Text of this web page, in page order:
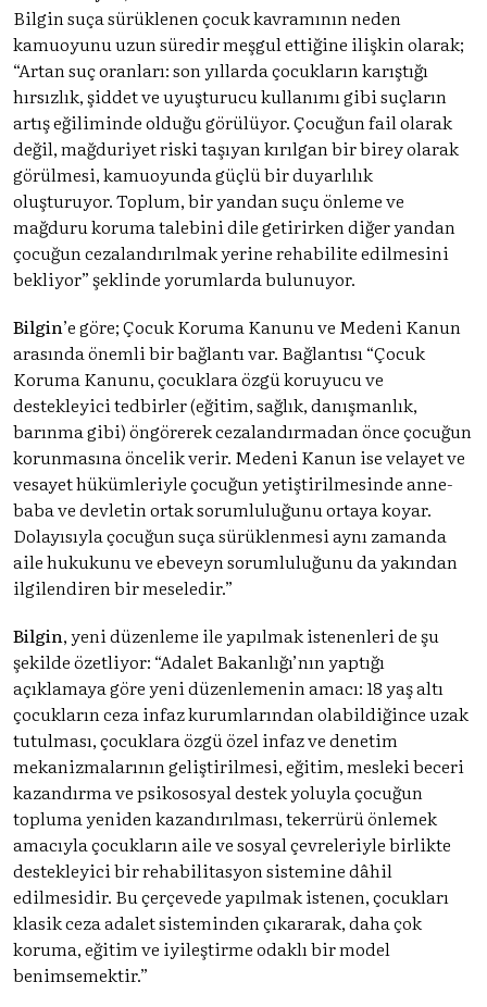
Bilgin suça sürüklenen çocuk kavramının neden
kamuoyunu uzun süredir meşgul ettiğine ilişkin olarak;
“Artan suç oranları: son yıllarda çocukların karıştığı
hırsızlık, şiddet ve uyuşturucu kullanımı gibi suçların
artış eğiliminde olduğu görülüyor. Çocuğun fail olarak
değil, mağduriyet riski taşıyan kırılgan bir birey olarak
görülmesi, kamuoyunda güçlü bir duyarlılık
oluşturuyor. Toplum, bir yandan suçu önleme ve
mağduru koruma talebini dile getirirken diğer yandan
çocuğun cezalandırılmak yerine rehabilite edilmesini
bekliyor” şeklinde yorumlarda bulunuyor.
Bilgin’e göre; Çocuk Koruma Kanunu ve Medeni Kanun
arasında önemli bir bağlantı var. Bağlantısı “Çocuk
Koruma Kanunu, çocuklara özgü koruyucu ve
destekleyici tedbirler (eğitim, sağlık, danışmanlık,
barınma gibi) öngörerek cezalandırmadan önce çocuğun
korunmasına öncelik verir. Medeni Kanun ise velayet ve
vesayet hükümleriyle çocuğun yetiştirilmesinde anne-
baba ve devletin ortak sorumluluğunu ortaya koyar.
Dolayısıyla çocuğun suça sürüklenmesi aynı zamanda
aile hukukunu ve ebeveyn sorumluluğunu da yakından
ilgilendiren bir meseledir.”
Bilgin, yeni düzenleme ile yapılmak istenenleri de şu
şekilde özetliyor: “Adalet Bakanlığı’nın yaptığı
açıklamaya göre yeni düzenlemenin amacı: 18 yaş altı
çocukların ceza infaz kurumlarından olabildiğince uzak
tutulması, çocuklara özgü özel infaz ve denetim
mekanizmalarının geliştirilmesi, eğitim, mesleki beceri
kazandırma ve psikososyal destek yoluyla çocuğun
topluma yeniden kazandırılması, tekerrürü önlemek
amacıyla çocukların aile ve sosyal çevreleriyle birlikte
destekleyici bir rehabilitasyon sistemine dâhil
edilmesidir. Bu çerçevede yapılmak istenen, çocukları
klasik ceza adalet sisteminden çıkararak, daha çok
koruma, eğitim ve iyileştirme odaklı bir model
benimsemektir.”